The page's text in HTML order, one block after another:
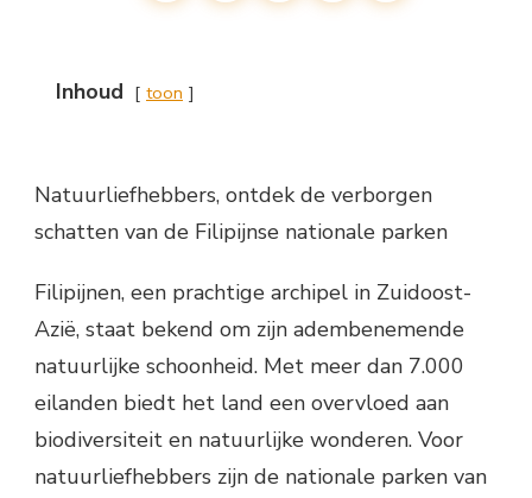
Inhoud toon
Natuurliefhebbers, ontdek de verborgen
schatten van de Filipijnse nationale parken
Filipijnen, een prachtige archipel in Zuidoost-
Azië, staat bekend om zijn adembenemende
natuurlijke schoonheid. Met meer dan 7.000
eilanden biedt het land een overvloed aan
biodiversiteit en natuurlijke wonderen. Voor
natuurliefhebbers zijn de nationale parken van